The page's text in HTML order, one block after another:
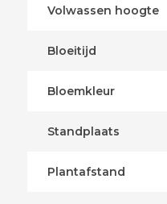
Volwassen hoogte
Bloeitijd
Bloemkleur
Standplaats
Plantafstand